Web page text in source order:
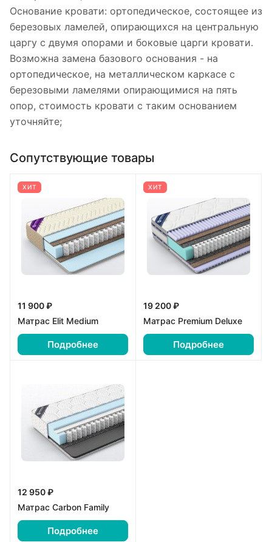
Основание кровати: ортопедическое, состоящее из
березовых ламелей, опирающихся на центральную
царгу с двумя опорами и боковые царги кровати.
Возможна замена базового основания - на
ортопедическое, на металлическом каркасе с
березовыми ламелями опирающимися на пять
опор, стоимость кровати с таким основанием
уточняйте;
Сопутствующие товары
ХИТ
11 900 ₽
Матрас Elit Medium
Подробнее
ХИТ
19 200 ₽
Матрас Premium Deluxe
Подробнее
12 950 ₽
Матрас Carbon Family
Подробнее